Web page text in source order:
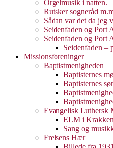
Orgelmusik i natten.
Rutsker sogneråd
Sådan var det da jeg
Seidenfaden og Port
Seidenfaden og Port
Seidenfaden –
Missionsforeninger
Baptistmenigheden
Baptisternes
Baptisternes
Evangelisk Luthersk
ELM i
Sang og
Frelsens Hær